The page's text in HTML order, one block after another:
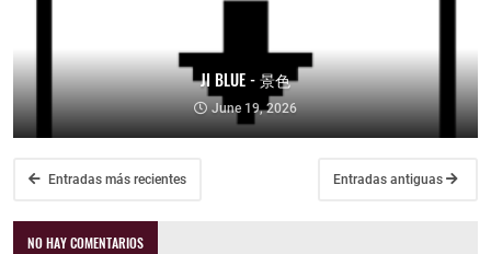
JI BLUE - 景色
June 19, 2026
Entradas más recientes Entradas antiguas
NO HAY COMENTARIOS